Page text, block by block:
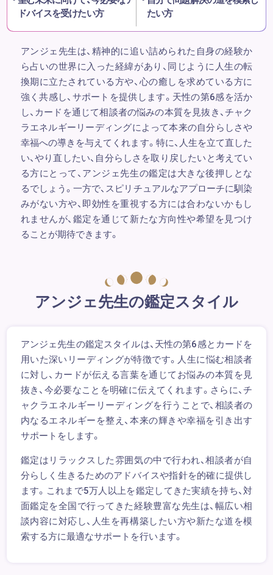
ドバイスを受けたい方
たい方
アンジェ先生は、精神的に追い詰められた自身の経験か
ら占いの世界に入った経緯があり、同じように人生の転
換期に立たされている方や、心の癒しを求めている方に
強く共感し、サポートを提供します。天性の第6感を活か
し、カードを通じて相談者の悩みの本質を見抜き、チャク
ラエネルギーリーディングによって本来の自分らしさや
幸福への導きを与えてくれます。特に、人生を立て直した
い、やり直したい、自分らしさを取り戻したいと考えてい
る方にとって、アンジェ先生の鑑定は大きな後押しとな
るでしょう。一方で、スピリチュアルなアプローチに馴染
みがない方や、即効性を重視する方には合わないかもし
れませんが、鑑定を通じて新たな方向性や希望を見つけ
ることが期待できます。
アンジェ先生の鑑定スタイル
アンジェ先生の鑑定スタイルは、天性の第6感とカードを
用いた深いリーディングが特徴です。人生に悩む相談者
に対し、カードが伝える言葉を通じてお悩みの本質を見
抜き、今必要なことを明確に伝えてくれます。さらに、チ
ャクラエネルギーリーディングを行うことで、相談者の
内なるエネルギーを整え、本来の輝きや幸福を引き出す
サポートをします。
鑑定はリラックスした雰囲気の中で行われ、相談者が自
分らしく生きるためのアドバイスや指針を的確に提供し
ます。これまで5万人以上を鑑定してきた実績を持ち、対
面鑑定を全国で行ってきた経験豊富な先生は、幅広い相
談内容に対応し、人生を再構築したい方や新たな道を模
索する方に最適なサポートを行います。